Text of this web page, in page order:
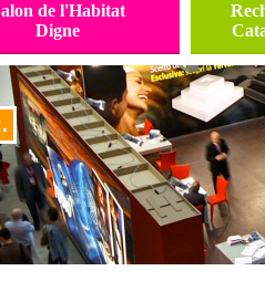
de l'Habitat
Digne